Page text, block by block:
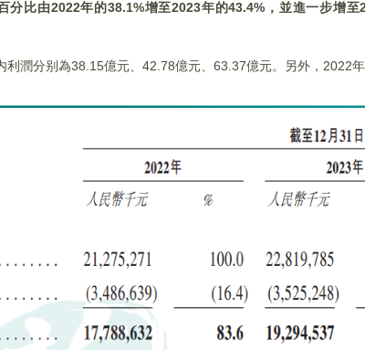
分比由2022年的38.1%增至2023年的43.4% ，並進一步增至
潤分别為38.15億元、42.78億元、63.37億元。另外，2022